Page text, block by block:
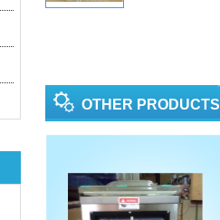
OTHER PRODUCTS